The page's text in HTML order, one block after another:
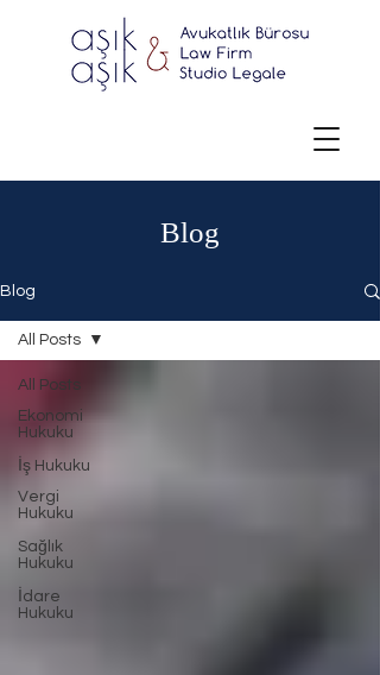
Blog
Blog
All Posts
Ekonomi
Hukuku
İş Hukuku
Vergi
Hukuku
Sağlık
Hukuku
İdare
Hukuku
All Posts